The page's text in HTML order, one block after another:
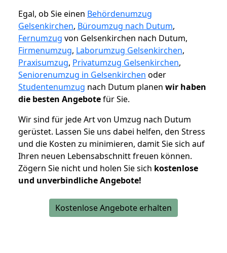
Egal, ob Sie einen Behördenumzug
Gelsenkirchen, Büroumzug nach Dutum,
Fernumzug von Gelsenkirchen nach Dutum,
Firmenumzug, Laborumzug Gelsenkirchen,
Praxisumzug, Privatumzug Gelsenkirchen,
Seniorenumzug in Gelsenkirchen oder
Studentenumzug nach Dutum planen wir haben
die besten Angebotefür Sie.
Wir sind für jede Art von Umzug nach Dutum
gerüstet. Lassen Sie uns dabei helfen, den Stress
und die Kosten zu minimieren, damit Sie sich auf
Ihren neuen Lebensabschnitt freuen können.
Zögern Sie nicht und holen Sie sich kostenlose
und unverbindliche Angebote!
Kostenlose Angebote erhalten